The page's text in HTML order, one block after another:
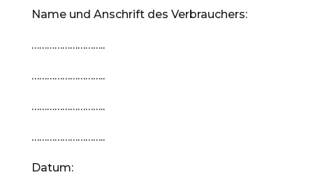
Name und Anschrift des Verbrauchers:
………………………..
………………………..
………………………..
………………………..
Datum: